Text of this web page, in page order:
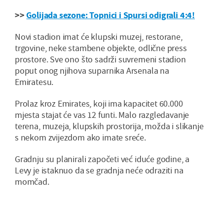
>>Golijada sezone: Topnici i Spursi odigrali 4:4!
Novi stadion imat će klupski muzej, restorane,
trgovine, neke stambene objekte, odlične press
prostore. Sve ono što sadrži suvremeni stadion
poput onog njihova suparnika Arsenala na
Emiratesu.
Prolaz kroz Emirates, koji ima kapacitet 60.000
mjesta stajat će vas 12 funti. Malo razgledavanje
terena, muzeja, klupskih prostorija, možda i slikanje
s nekom zvijezdom ako imate sreće.
Gradnju su planirali započeti već iduće godine, a
Levy je istaknuo da se gradnja neće odraziti na
momčad.